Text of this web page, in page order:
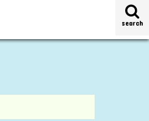
search